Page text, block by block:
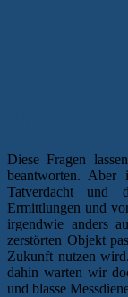
Diese Fragen
beantworten.
Tatverdacht und
Ermittlungen und
irgendwie anders
zerstörten Objekt
Zukunft nutzen
dahin warten wir
und blasse